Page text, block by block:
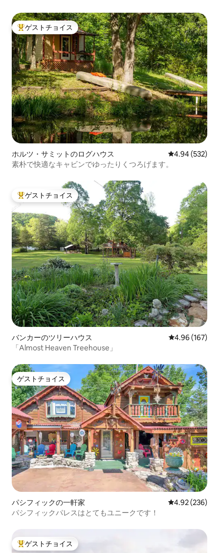
大好評のゲストチョイスです。
ゲストチョイス
ホルツ・サミットのログハウス レビュー532
4.94 (532)
素朴で快適なキャビンでゆったりくつろげます。
大好評のゲストチョイスです。
ゲストチョイス
バンカーのツリーハウス レビュー167
4.96 (167)
「Almost Heaven Treehouse」
ゲストチョイス
ゲストチョイス
パシフィックの一軒家 レビュー236
4.92 (236)
パシフィックパレスはとてもユニークです！
大好評のゲストチョイスです。
ゲストチョイス